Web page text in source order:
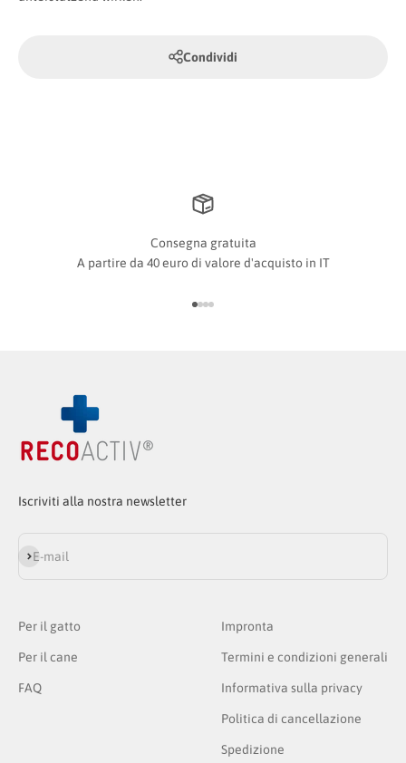
Condividi
Consegna gratuita
A partire da 40 euro di valore d'acquisto in IT
Iscriviti alla nostra newsletter
E-mail
Iscriviti alla newsletter
Per il gatto
Per il cane
FAQ
Impronta
Termini e condizioni generali
Informativa sulla privacy
Politica di cancellazione
Spedizione